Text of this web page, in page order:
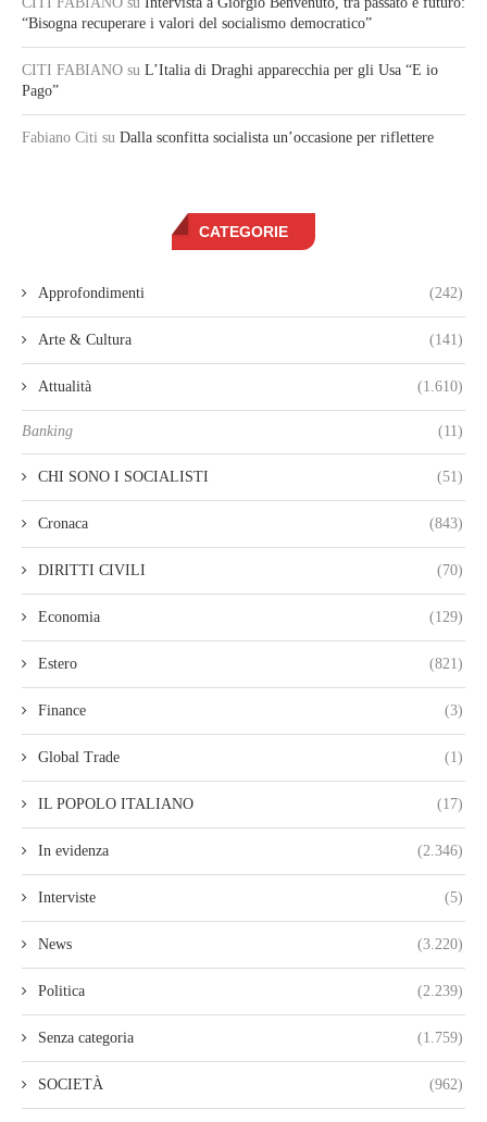
“Bisogna recuperare i valori del socialismo democratico”
CITI FABIANO su L’Italia di Draghi apparecchia per gli Usa “E io
Pago”
Fabiano Citi su Dalla sconfitta socialista un’occasione per riflettere
CATEGORIE
Approfondimenti (242)
Arte & Cultura (141)
Attualità (1.610)
Banking (11)
CHI SONO I SOCIALISTI (51)
Cronaca (843)
DIRITTI CIVILI (70)
Economia (129)
Estero (821)
Finance (3)
Global Trade (1)
IL POPOLO ITALIANO (17)
In evidenza (2.346)
Interviste (5)
News (3.220)
Politica (2.239)
Senza categoria (1.759)
SOCIETÀ (962)